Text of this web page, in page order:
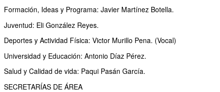
CONTACTA
AFÍLIATE
Formación, Ideas y Programa: Javier Martínez Botella.
Juventud: Eli González Reyes.
Deportes y Actividad Física: Victor Murillo Pena. (Vocal)
Universidad y Educación: Antonio Díaz Pérez.
Salud y Calidad de vida: Paqui Pasán García.
SECRETARÍAS DE ÁREA